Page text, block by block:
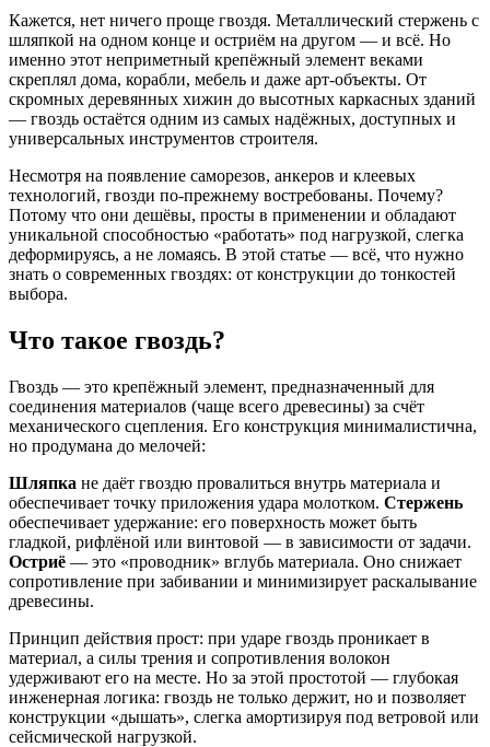
Кажется, нет ничего проще гвоздя. Металлический стержень с
шляпкой на одном конце и остриём на другом — и всё. Но
именно этот неприметный крепёжный элемент веками
скреплял дома, корабли, мебель и даже арт-объекты. От
скромных деревянных хижин до высотных каркасных зданий
— гвоздь остаётся одним из самых надёжных, доступных и
универсальных инструментов строителя.
Несмотря на появление саморезов, анкеров и клеевых
технологий, гвозди по-прежнему востребованы. Почему?
Потому что они дешёвы, просты в применении и обладают
уникальной способностью «работать» под нагрузкой, слегка
деформируясь, а не ломаясь. В этой статье — всё, что нужно
знать о современных гвоздях: от конструкции до тонкостей
выбора.
Что такое гвоздь?
Гвоздь — это крепёжный элемент, предназначенный для
соединения материалов (чаще всего древесины) за счёт
механического сцепления. Его конструкция минималистична,
но продумана до мелочей:
Шляпка не даёт гвоздю провалиться внутрь материала и
обеспечивает точку приложения удара молотком. Стержень
обеспечивает удержание: его поверхность может быть
гладкой, рифлёной или винтовой — в зависимости от задачи.
Остриё — это «проводник» вглубь материала. Оно снижает
сопротивление при забивании и минимизирует раскалывание
древесины.
Принцип действия прост: при ударе гвоздь проникает в
материал, а силы трения и сопротивления волокон
удерживают его на месте. Но за этой простотой — глубокая
инженерная логика: гвоздь не только держит, но и позволяет
конструкции «дышать», слегка амортизируя под ветровой или
сейсмической нагрузкой.